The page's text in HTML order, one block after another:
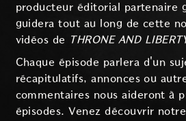
producteur éditorial partenaire
guidera tout au long de cette
vidéos de THRONE AND
Chaque épisode parlera d'un
récapitulatifs, annonces ou
commentaires nous aideront à
épisodes. Venez découvrir